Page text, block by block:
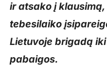
ir atsako į
tebesilaiko
Lietuvoje brigadą
pabaigos.